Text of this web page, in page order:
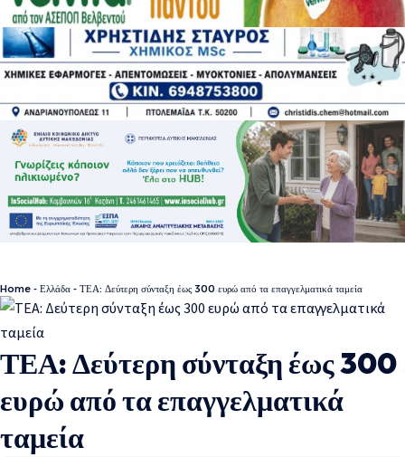
Home - Ελλάδα - ΤΕΑ: Δεύτερη σύνταξη έως 300 ευρώ από τα επαγγελματικά ταμεία
ΤΕΑ: Δεύτερη σύνταξη έως 300
ευρώ από τα επαγγελματικά
ταμεία